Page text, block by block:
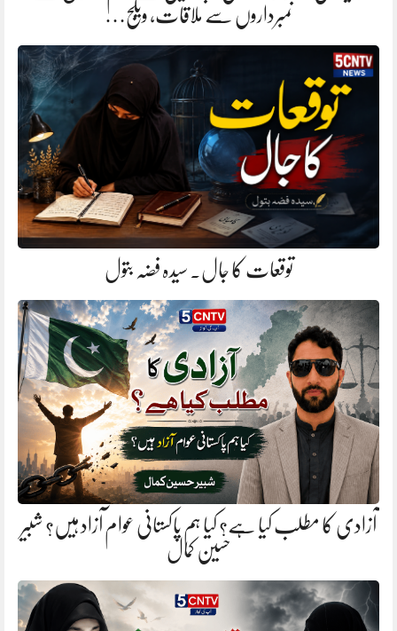
نمبرداروں سے ملاقات، ویلج…
توقعات کا جال. سیدہ فضہ بتول
آزادی کا مطلب کیا ہے؟ کیا ہم پاکستانی عوام آزاد ہیں؟ شبیر
حسین کمال